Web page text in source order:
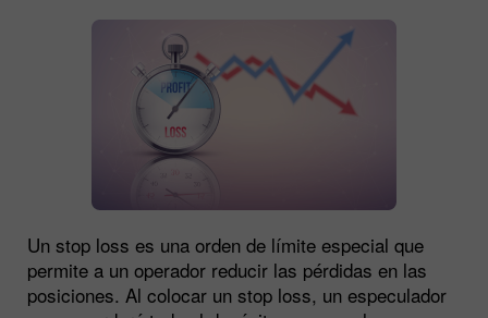
Un stop loss es una orden de límite especial que
permite a un operador reducir las pérdidas en las
posiciones. Al colocar un stop loss, un especulador